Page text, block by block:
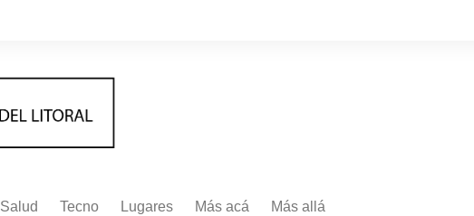
Salud Tecno Lugares Más acá Más allá